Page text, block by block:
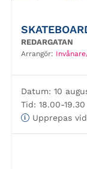
REDARGATAN
Arrangör:
Datum: 10
Tid: 18.00-19.30
Upprepas